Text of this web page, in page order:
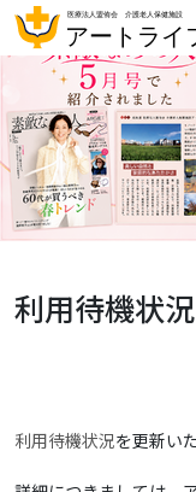
利用待機状
利用待機状況を更新い